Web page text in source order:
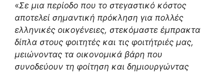
«Σε μια περίοδο που το στεγαστικό κόστος
αποτελεί σημαντική πρόκληση για πολλές
ελληνικές οικογένειες, στεκόμαστε έμπρακτα
δίπλα στους φοιτητές και τις φοιτήτριές μας,
μειώνοντας τα οικονομικά βάρη που
συνοδεύουν τη φοίτηση και δημιουργώντας